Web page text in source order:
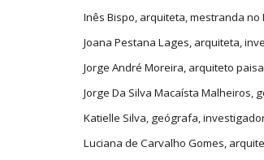
Inês Bispo, arquiteta, mestranda no
Joana Pestana Lages, arquiteta,
Jorge André Moreira, arquiteto
Jorge Da Silva Macaísta Malheiros,
Katielle Silva, geógrafa,
Luciana de Carvalho Gomes,